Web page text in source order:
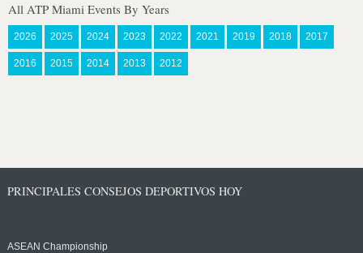
All ATP Miami Events By Years
2026 2025 2024 2023 2022 2021 2019 2018 2017
2016 2015 2014 2013 2012
PRINCIPALES CONSEJOS DEPORTIVOS HOY
ASEAN Championship